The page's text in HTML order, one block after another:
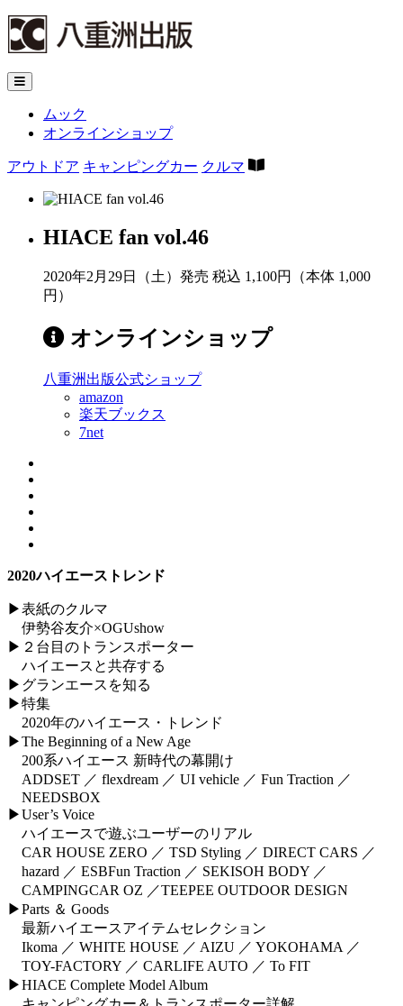
ムック
オンラインショップ
アウトドア キャンピングカー クルマ
HIACE fan vol.46
2020年2月29日（土）発売 税込 1,100円（本体 1,000
円）
オンラインショップ
八重洲出版公式ショップ
amazon
楽天ブックス
7net
2020ハイエーストレンド
▶表紙のクルマ
伊勢谷友介×OGUshow
▶２台目のトランスポーター
ハイエースと共存する
▶グランエースを知る
▶特集
2020年のハイエース・トレンド
▶The Beginning of a New Age
200系ハイエース 新時代の幕開け
ADDSET ／ flexdream ／ UI vehicle ／ Fun Traction ／
NEEDSBOX
▶User’s Voice
ハイエースで遊ぶユーザーのリアル
CAR HOUSE ZERO ／ TSD Styling ／ DIRECT CARS ／
hazard ／ ESBFun Traction ／ SEKISOH BODY ／
CAMPINGCAR OZ ／TEEPEE OUTDOOR DESIGN
▶Parts ＆ Goods
最新ハイエースアイテムセレクション
Ikoma ／ WHITE HOUSE ／ AIZU ／ YOKOHAMA ／
TOY-FACTORY ／ CARLIFE AUTO ／ To FIT
▶HIACE Complete Model Album